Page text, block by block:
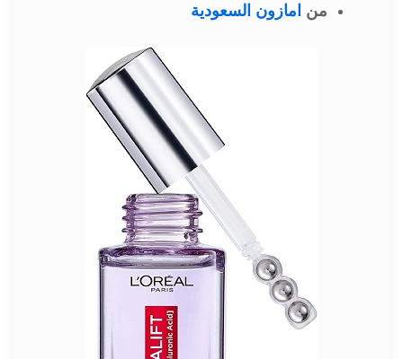
من امازون السعودية